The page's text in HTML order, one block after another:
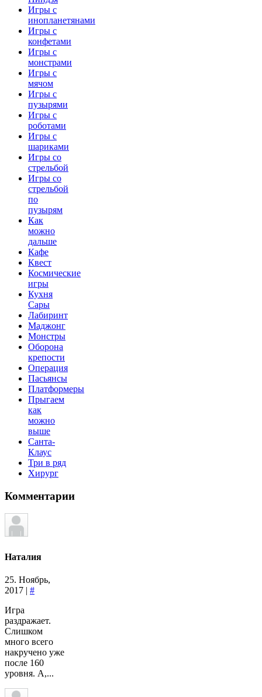
Игры с
инопланетянами
Игры с
конфетами
Игры с
монстрами
Игры с
мячом
Игры с
пузырями
Игры с
роботами
Игры с
шариками
Игры со
стрельбой
Игры со
стрельбой
по
пузырям
Как
можно
дальше
Кафе
Квест
Космические
игры
Кухня
Сары
Лабиринт
Маджонг
Монстры
Оборона
крепости
Операция
Пасьянсы
Платформеры
Прыгаем
как
можно
выше
Санта-
Клаус
Три в ряд
Хирург
Комментарии
Наталия
25. Ноябрь,
2017 | #
Игра
раздражает.
Слишком
много всего
накручено уже
после 160
уровня. А,...